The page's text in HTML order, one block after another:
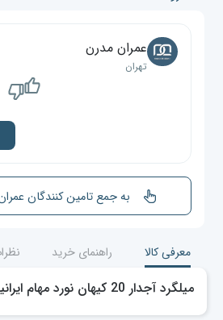
عمران مدرن
تهران
به جمع تامین کنندگان
معرفی کالا راهنمای خرید
میلگرد آجدار 20 کیهان نورد مهام ایرانیان